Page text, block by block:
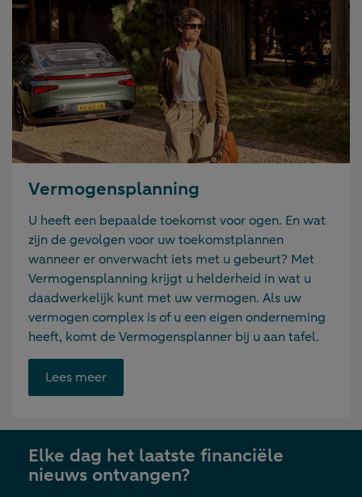
Vermogensplanning
U heeft een bepaalde toekomst voor ogen. En wat
zijn de gevolgen voor uw toekomstplannen
wanneer er onverwacht iets met u gebeurt? Met
Vermogensplanning krijgt u helderheid in wat u
daadwerkelijk kunt met uw vermogen. Als uw
vermogen complex is of u een eigen onderneming
heeft, komt de Vermogensplanner bij u aan tafel.
Lees meerOpent
link
nieuwe
tab
Elke dag het laatste financiële
nieuws ontvangen?